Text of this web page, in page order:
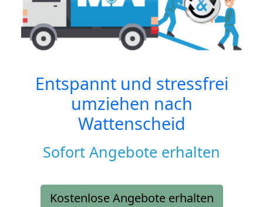
Entspannt und stressfrei
umziehen nach
Wattenscheid
Sofort Angebote erhalten
Kostenlose Angebote erhalten